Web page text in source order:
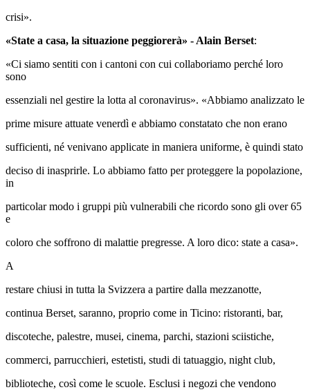
crisi».
«State a casa, la situazione peggiorerà» - Alain Berset:
«Ci siamo sentiti con i cantoni con cui collaboriamo perché loro
sono
essenziali nel gestire la lotta al coronavirus». «Abbiamo analizzato le
prime misure attuate venerdì e abbiamo constatato che non erano
sufficienti, né venivano applicate in maniera uniforme, è quindi stato
deciso di inasprirle. Lo abbiamo fatto per proteggere la popolazione,
in
particolar modo i gruppi più vulnerabili che ricordo sono gli over 65
e
coloro che soffrono di malattie pregresse. A loro dico: state a casa».
A
restare chiusi in tutta la Svizzera a partire dalla mezzanotte,
continua Berset, saranno, proprio come in Ticino: ristoranti, bar,
discoteche, palestre, musei, cinema, parchi, stazioni sciistiche,
commerci, parrucchieri, estetisti, studi di tatuaggio, night club,
biblioteche, così come le scuole. Esclusi i negozi che vendono